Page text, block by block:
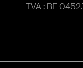
TVA : BE